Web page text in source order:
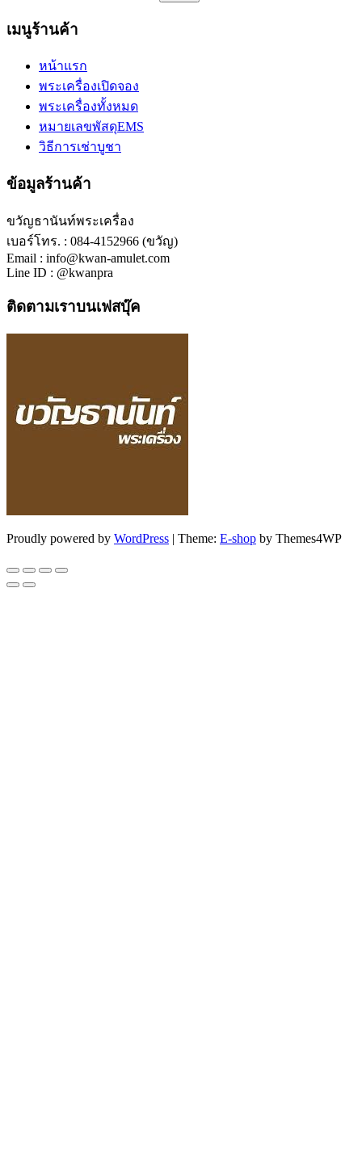
เมนูร้านค้า
หน้าแรก
พระเครื่องเปิดจอง
พระเครื่องทั้งหมด
หมายเลขพัสดุEMS
วิธีการเช่าบูชา
ข้อมูลร้านค้า
ขวัญธานันท์พระเครื่อง
เบอร์โทร. : 084-4152966 (ขวัญ)
Email : info@kwan-amulet.com
Line ID : @kwanpra
ติดตามเราบนเฟสบุ๊ค
Proudly powered by WordPress | Theme: E-shop by Themes4WP